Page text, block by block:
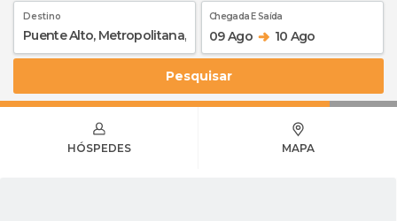
Destino Chegada E Saída
09 Ago 10 Ago
Pesquisar
HÓSPEDES MAPA